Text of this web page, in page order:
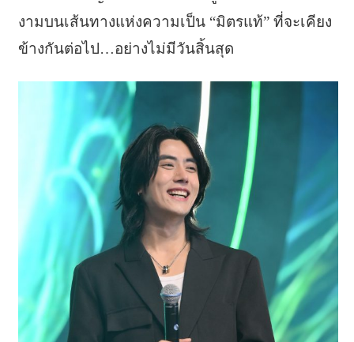
งามบนเส้นทางแห่งความเป็น “มิตรแท้” ที่จะเคียง
ข้างกันต่อไป…อย่างไม่มีวันสิ้นสุด